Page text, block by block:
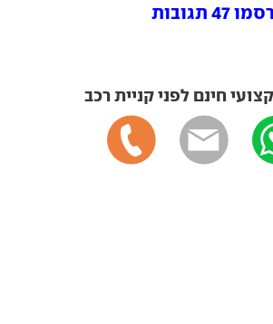
חינם לפני קניית רכב